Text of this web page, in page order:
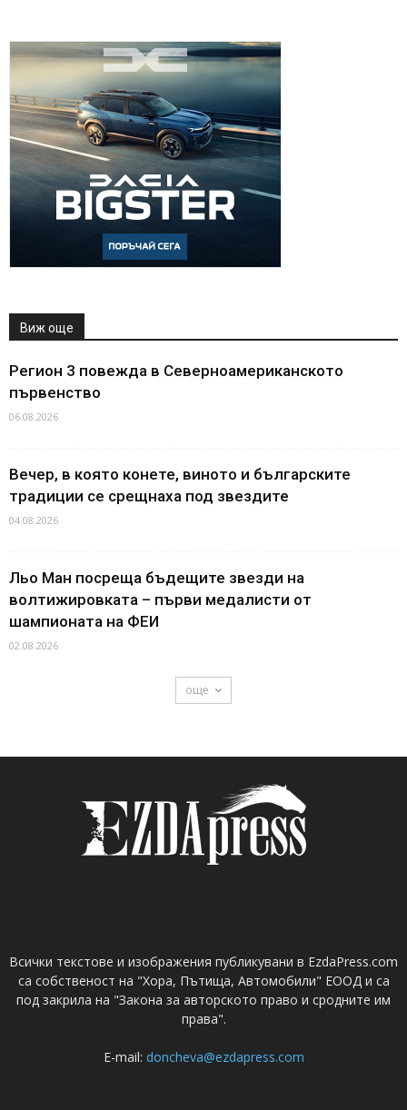
Виж още
Регион 3 повежда в Северноамериканското
първенство
06.08.2026
Вечер, в която конете, виното и българските
традиции се срещнаха под звездите
04.08.2026
Льо Ман посреща бъдещите звезди на
волтижировката – първи медалисти от
шампионата на ФЕИ
02.08.2026
още
Всички текстове и изображения публикувани в EzdaPress.com
са собственост на "Хора, Пътища, Автомобили" ЕООД и са
под закрила на "Закона за авторското право и сродните им
права".
E-mail: doncheva@ezdapress.com